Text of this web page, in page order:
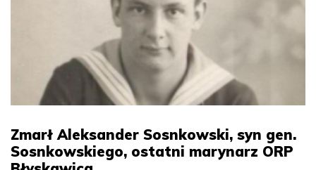
Zmarł Aleksander Sosnkowski, syn gen.
Sosnkowskiego, ostatni marynarz ORP